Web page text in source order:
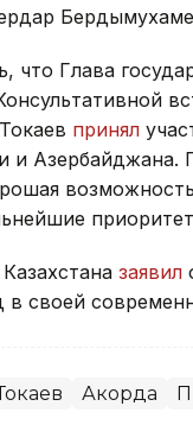
что Глава
принял
и
заявил
своей
Акорда